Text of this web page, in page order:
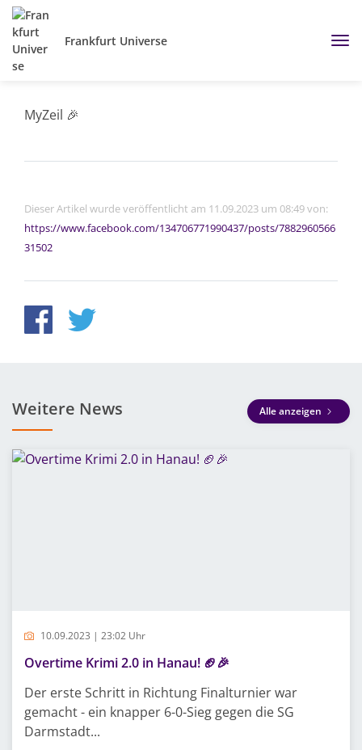
Frankfurt Universe
MyZeil 🎉
Dieser Artikel wurde veröffentlicht am 11.09.2023 um 08:49 von:
https://www.facebook.com/134706771990437/posts/7882960566
31502
Weitere News Alle anzeigen
10.09.2023 | 23:02 Uhr
Overtime Krimi 2.0 in Hanau! 🏈🎉
Der erste Schritt in Richtung Finalturnier war
gemacht - ein knapper 6-0-Sieg gegen die SG
Darmstadt...